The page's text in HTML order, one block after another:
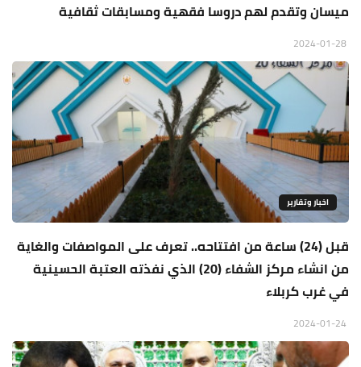
ميسان وتقدم لهم دروسا فقهية ومسابقات ثقافية
اخبار وتقارير
قبل (24) ساعة من افتتاحه.. تعرف على المواصفات والغاية
من انشاء مركز الشفاء (20) الذي نفذته العتبة الحسينية
في غرب كربلاء